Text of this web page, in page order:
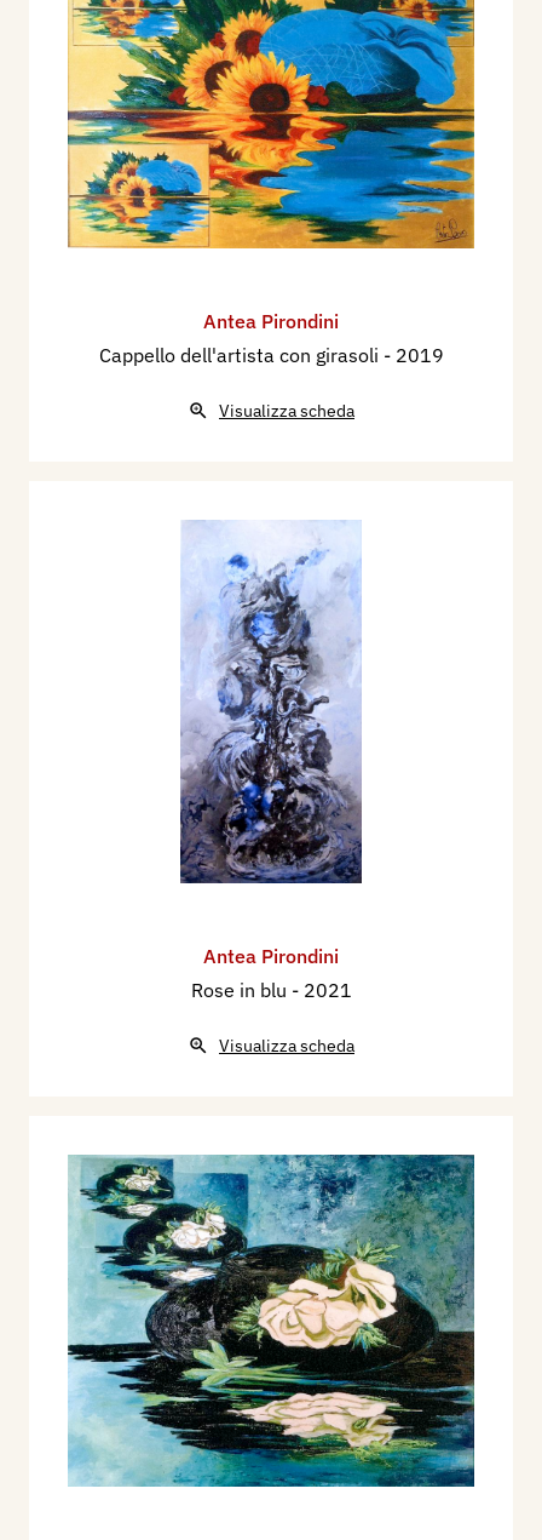
Antea Pirondini
Cappello dell'artista con girasoli - 2019
Visualizza scheda
Antea Pirondini
Rose in blu - 2021
Visualizza scheda